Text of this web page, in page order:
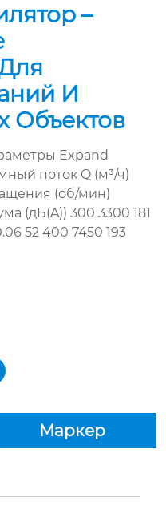
–
И
Expand
поток Q (м³/ч)
(об/мин)
(дБ(A)) 300 3300 181
52 400 7450 193
Маркер